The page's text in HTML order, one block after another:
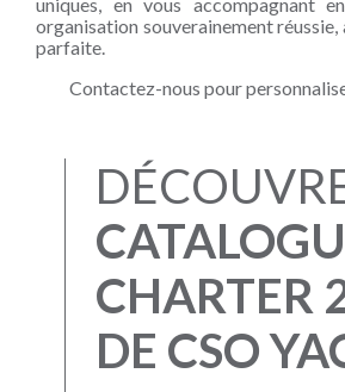
organisation souverainement
parfaite.
Contactez-nous pour
CHARTER
DE CSO